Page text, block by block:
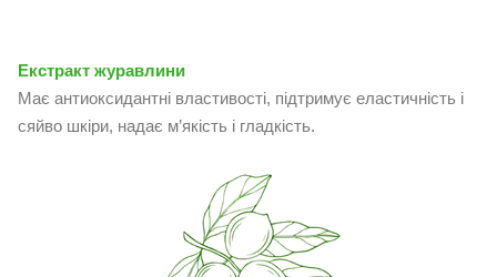
Екстракт журавлини
Має антиоксидантні властивості, підтримує еластичність і
сяйво шкіри, надає м’якість і гладкість.